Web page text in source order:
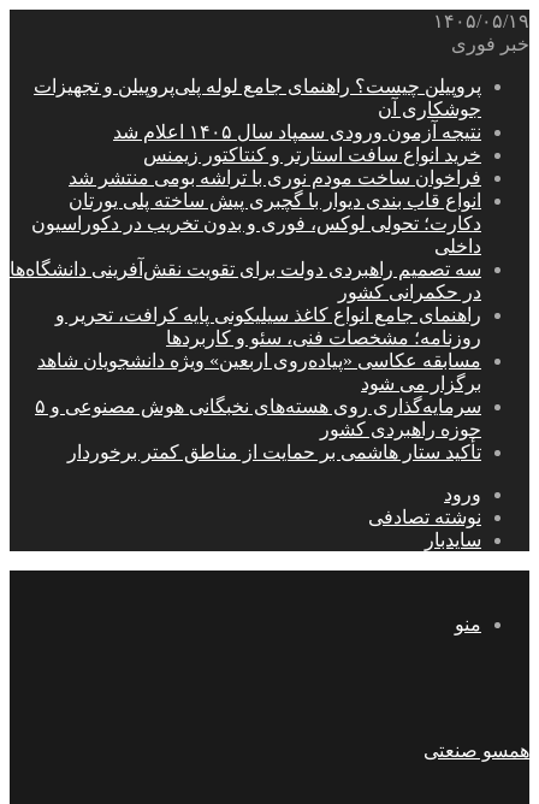
۱۴۰۵/۰۵/۱۹
خبر فوری
پروپیلن چیست؟ راهنمای جامع لوله پلی‌پروپیلن و تجهیزات
جوشکاری آن
نتیجه آزمون ورودی سمپاد سال ۱۴۰۵ اعلام شد
خرید انواع سافت استارتر و کنتاکتور زیمنس
فراخوان ساخت مودم نوری با تراشه بومی منتشر شد
انواع قاب بندی دیوار با گچبری پیش ساخته پلی یورتان
دکارت؛ تحولی لوکس، فوری و بدون تخریب در دکوراسیون
داخلی
سه تصمیم راهبردی دولت برای تقویت نقش‌آفرینی دانشگاه‌ها
در حکمرانی کشور
راهنمای جامع انواع کاغذ سیلیکونی پایه کرافت، تحریر و
روزنامه؛ مشخصات فنی، سئو و کاربردها
مسابقه عکاسی «پیاده‌روی اربعین» ویژه دانشجویان شاهد
برگزار می شود
سرمایه‌گذاری روی هسته‌های نخبگانی هوش مصنوعی و ۵
حوزه راهبردی کشور
تأکید ستار هاشمی بر حمایت از مناطق کمتر برخوردار
ورود
نوشته تصادفی
سایدبار
منو
همسو صنعتی